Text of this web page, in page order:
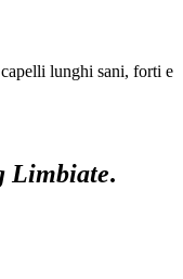
lunghi sani, forti e
Limbiate.